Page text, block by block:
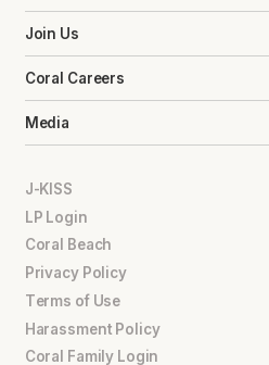
Join Us
Coral Careers
Media
J-KISS
LP Login
Coral Beach
Privacy Policy
Terms of Use
Harassment Policy
Coral Family Login